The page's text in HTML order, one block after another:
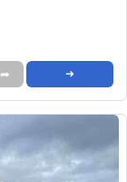
➦ ➜